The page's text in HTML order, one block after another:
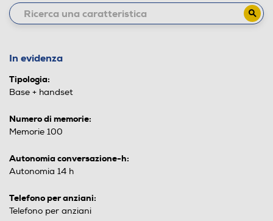
In evidenza
Tipologia:
Base + handset
Numero di memorie:
Memorie 100
Autonomia conversazione-h:
Autonomia 14 h
Telefono per anziani:
Telefono per anziani